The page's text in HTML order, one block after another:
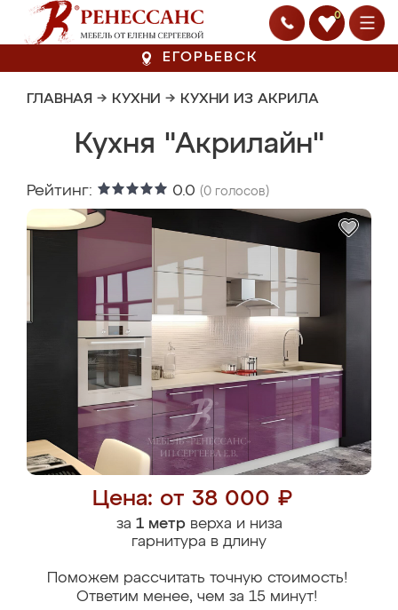
0
ЕГОРЬЕВСК
ГЛАВНАЯ → КУХНИ → КУХНИ ИЗ АКРИЛА
Кухня "Акрилайн"
Рейтинг: 0.0 (0 голосов)
Цена: от 38 000 ₽
за 1 метрверха и низа
гарнитура в длину
Поможем рассчитать точную стоимость!
Ответим менее, чем за 15 минут!